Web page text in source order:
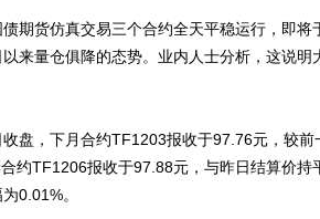
货仿真交易三个合约全天平稳运行，即将
来量仓俱降的态势。业内人士分析，这说
，下月合约TF1203报收于97.76元，较前
约TF1206报收于97.88元，与昨日结算价
0.01%。